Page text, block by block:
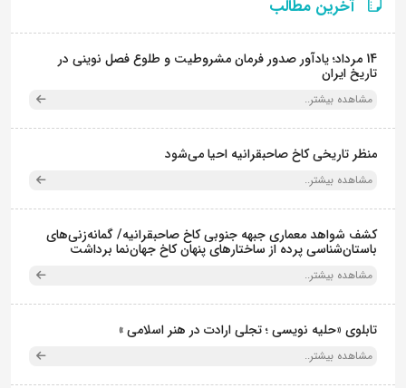
آخرین مطالب
14 مرداد؛ یادآور صدور فرمان مشروطیت و طلوع فصل نوینی در
تاریخ ایران
مشاهده بیشتر..
منظر تاریخی کاخ صاحبقرانیه احیا می‌شود
مشاهده بیشتر..
کشف شواهد معماری جبهه جنوبی کاخ صاحبقرانیه/ گمانه‌زنی‌های
باستان‌شناسی پرده از ساختارهای پنهان کاخ جهان‌نما برداشت
مشاهده بیشتر..
تابلوی «حلیه نویسی ؛ تجلی ارادت در هنر اسلامی »
مشاهده بیشتر..